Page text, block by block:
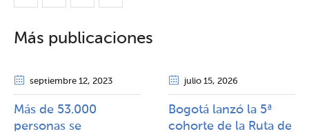
Más publicaciones
septiembre 12, 2023
Más de 53.000
personas se
julio 15, 2026
Bogotá lanzó la 5ª
cohorte de la Ruta de